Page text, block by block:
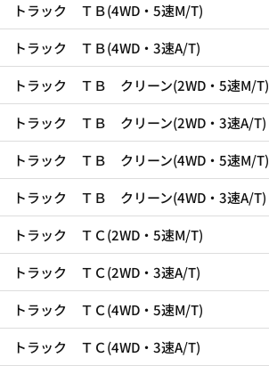
トラック ＴＢ(4WD・5速M/T)
トラック ＴＢ(4WD・3速A/T)
トラック ＴＢ クリーン(2WD・5速M/T)
トラック ＴＢ クリーン(2WD・3速A/T)
トラック ＴＢ クリーン(4WD・5速M/T)
トラック ＴＢ クリーン(4WD・3速A/T)
トラック ＴＣ(2WD・5速M/T)
トラック ＴＣ(2WD・3速A/T)
トラック ＴＣ(4WD・5速M/T)
トラック ＴＣ(4WD・3速A/T)